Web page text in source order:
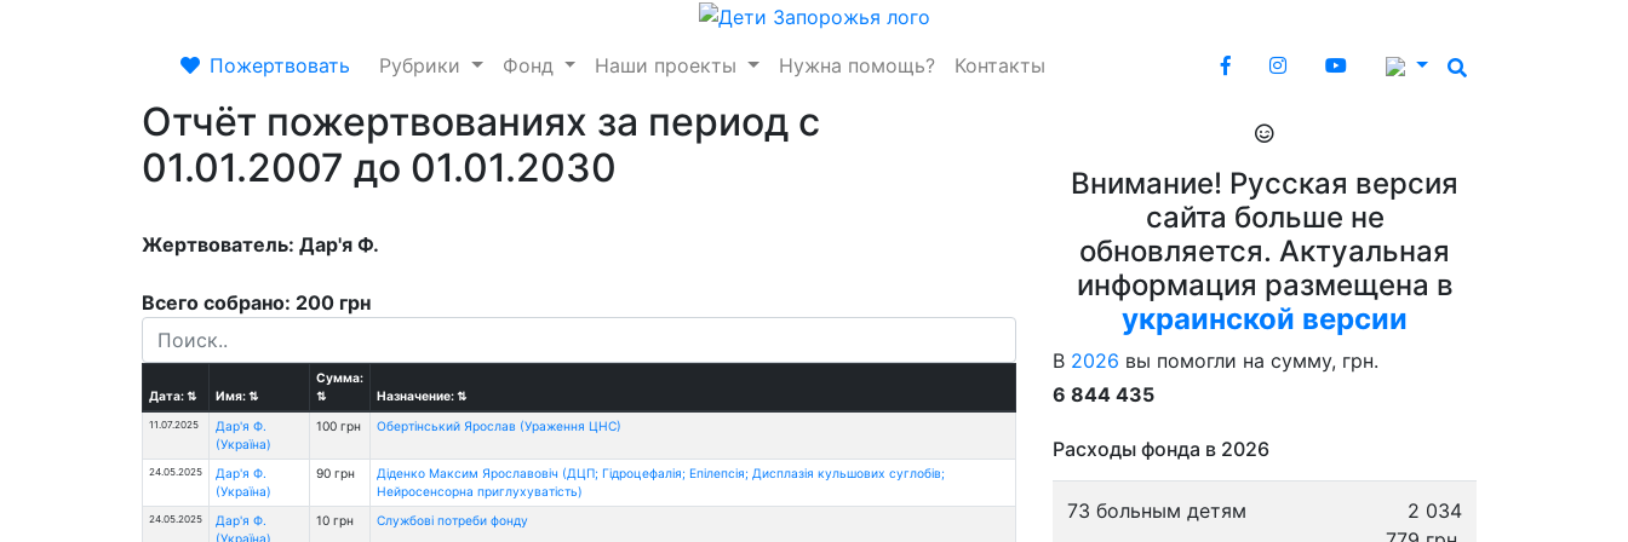
Пожертвовать Рубрики Фонд Наши проекты Нужна помощь? Контакты
Отчёт пожертвованиях за период с
01.01.2007 до 01.01.2030
Жертвователь: Дар'я Ф.
Всего собрано: 200 грн
Дата:⇅ Имя:⇅
Сумма:
⇅
Назначение:⇅
11.07.2025
Дар'я Ф.
(Україна)
100 грн Обертінський Ярослав (Ураження ЦНС)
24.05.2025
Дар'я Ф.
(Україна)
90 грн
Діденко Максим Ярославовіч (ДЦП; Гідроцефалія; Епілепсія; Дисплазія кульшових суглобів;
Нейросенсорна приглухуватість)
24.05.2025
Дар'я Ф.
(Україна)
10 грн Службові потреби фонду
Внимание! Русская версия
сайта больше не
обновляется. Актуальная
информация размещена в
украинской версии
В 2026 вы помогли на сумму, грн.
6 844 435
Расходы фонда в 2026
73 больным детям
2 034